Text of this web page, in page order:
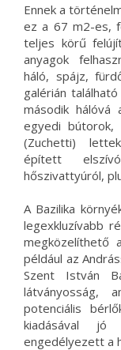
Ennek a
ez a 67 m2-es,
teljes körű
anyagok
háló, spájz,
galérián
második hálóvá
egyedi bútorok,
(Zuchetti)
épített
hőszivattyúról,
A Bazilika
legexkluzívabb
megközelíthető
például az
Szent István
látványosság,
potenciális
kiadásával jó
engedélyezett a